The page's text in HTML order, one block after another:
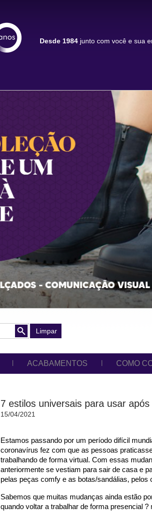
Desde 1984 junto com você e sua
Limpar
ACABAMENTOS COMO
7 estilos universais para usar
15/04/2021
Estamos passando por um período difícil
coronavírus fez com que as pessoas
trabalhando de forma virtual. Com essas
anteriormente se vestiam para sair de casa e
pelas peças comfy e as botas/sandálias, pelos
Sabemos que muitas mudanças ainda estão
quando voltar a trabalhar de forma presencial